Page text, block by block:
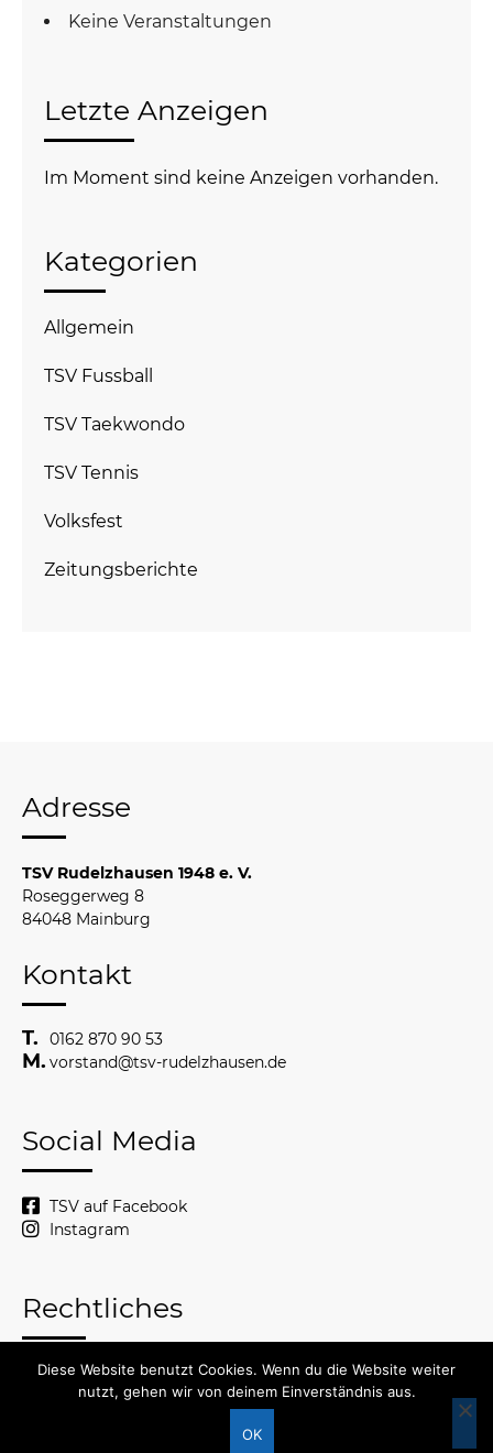
Keine Veranstaltungen
Letzte Anzeigen
Im Moment sind keine Anzeigen vorhanden.
Kategorien
Allgemein
TSV Fussball
TSV Taekwondo
TSV Tennis
Volksfest
Zeitungsberichte
Adresse
TSV Rudelzhausen 1948 e. V.
Roseggerweg 8
84048 Mainburg
Kontakt
0162 870 90 53
vorstand@tsv-rudelzhausen.de
Social Media
TSV auf Facebook
Instagram
Rechtliches
© 2026 TSV Rudelzhausen
Impressum
Diese Website benutzt Cookies. Wenn du die Website weiter
nutzt, gehen wir von deinem Einverständnis aus.
OK